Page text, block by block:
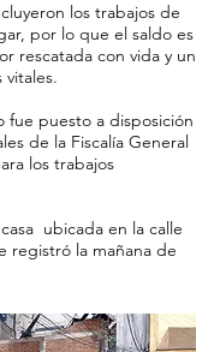
los trabajos de
por lo que el saldo es
rescatada con vida y un
vitales.
fue puesto a disposición
de la Fiscalía General
los trabajos
ubicada en la calle
registró la mañana de